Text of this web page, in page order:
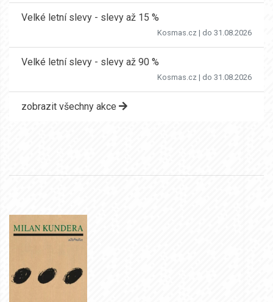
Velké letní slevy - slevy až 15 %
Kosmas.cz | do 31.08.2026
Velké letní slevy - slevy až 90 %
Kosmas.cz | do 31.08.2026
zobrazit všechny akce